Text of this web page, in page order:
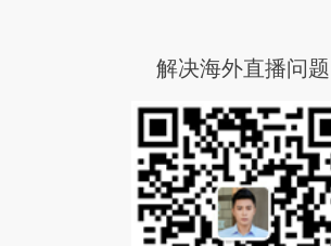
解决海外直播问题